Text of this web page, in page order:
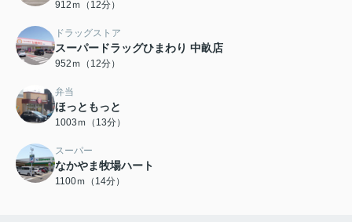
912ｍ（12分）
ドラッグストア
スーパードラッグひまわり 中畝店
952ｍ（12分）
弁当
ほっともっと
1003ｍ（13分）
スーパー
なかやま牧場ハート
1100ｍ（14分）